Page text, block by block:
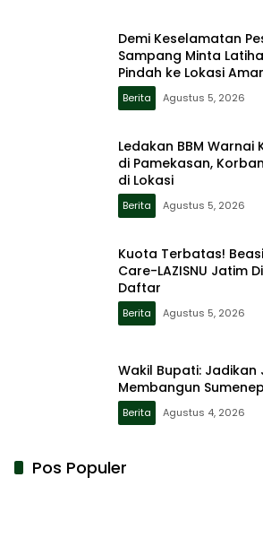
Demi Keselamatan
Sampang Minta
Pindah ke Lokasi
Berita Agustus 5, 2026
Ledakan BBM Warnai
di Pamekasan,
di Lokasi
Berita Agustus 5, 2026
Kuota Terbatas!
Care-LAZISNU Jatim
Daftar
Berita Agustus 5, 2026
Wakil Bupati: Jadikan
Membangun
Berita Agustus 4, 2026
Pos Populer